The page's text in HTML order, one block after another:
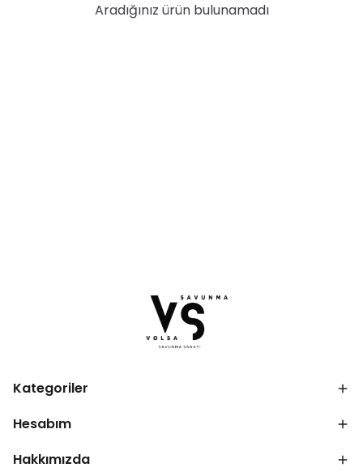
Aradığınız ürün bulunamadı
Kategoriler
Hesabım
Hakkımızda